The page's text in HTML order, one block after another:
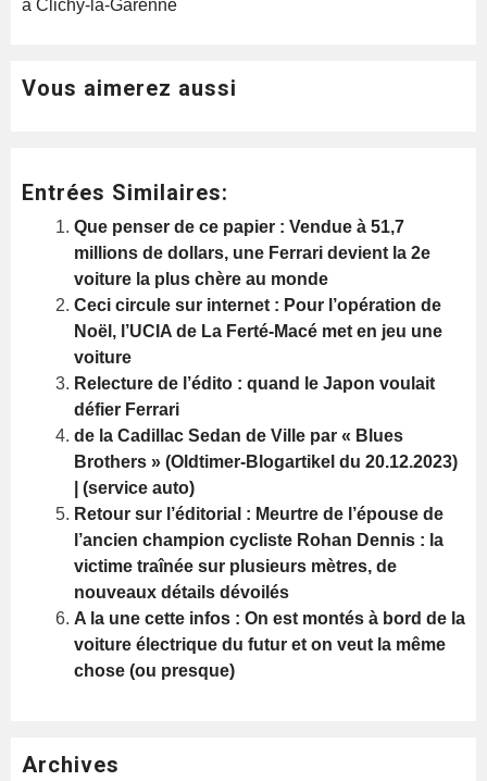
à Clichy-la-Garenne
Vous aimerez aussi
Entrées Similaires:
Que penser de ce papier : Vendue à 51,7
millions de dollars, une Ferrari devient la 2e
voiture la plus chère au monde
Ceci circule sur internet : Pour l’opération de
Noël, l’UCIA de La Ferté-Macé met en jeu une
voiture
Relecture de l’édito : quand le Japon voulait
défier Ferrari
de la Cadillac Sedan de Ville par « Blues
Brothers » (Oldtimer-Blogartikel du 20.12.2023)
| (service auto)
Retour sur l’éditorial : Meurtre de l’épouse de
l’ancien champion cycliste Rohan Dennis : la
victime traînée sur plusieurs mètres, de
nouveaux détails dévoilés
A la une cette infos : On est montés à bord de la
voiture électrique du futur et on veut la même
chose (ou presque)
Archives